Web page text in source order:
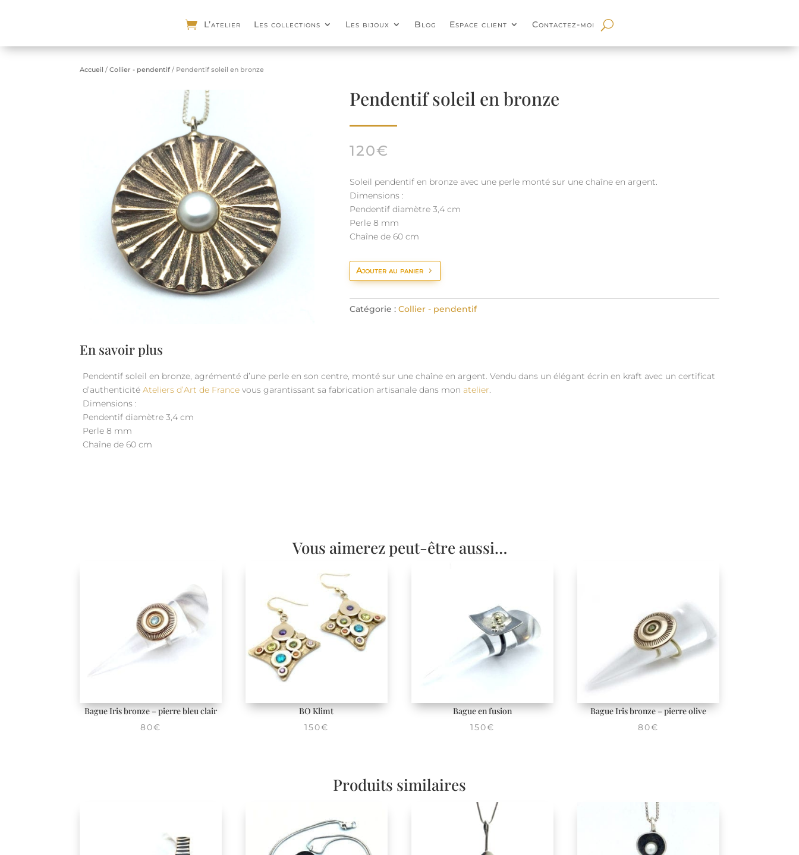
L’atelier Les collections Les bijoux Blog Espace client Contactez-moi
Accueil /Collier - pendentif / Pendentif soleil en bronze
Pendentif soleil en bronze
120€
Soleil pendentif en bronze avec une perle monté sur une chaîne en argent.
Dimensions :
Pendentif diamètre 3,4 cm
Perle 8 mm
Chaîne de 60 cm
Ajouter au panier
Catégorie :Collier - pendentif
En savoir plus
Pendentif soleil en bronze, agrémenté d’une perle en son centre, monté sur une chaîne en argent. Vendu dans un élégant écrin en kraft avec un certificat
d’authenticitéAteliers d’Art de France vous garantissant sa fabrication artisanale dans mon atelier.
Dimensions :
Pendentif diamètre 3,4 cm
Perle 8 mm
Chaîne de 60 cm
Vous aimerez peut-être aussi…
Bague Iris bronze – pierre bleu clair
80€
BO Klimt
150€
Bague en fusion
150€
Bague Iris bronze – pierre olive
80€
Produits similaires